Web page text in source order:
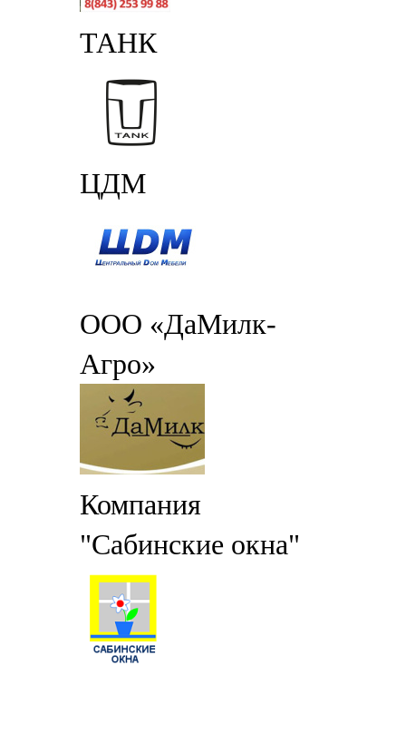
ТАНК
ЦДМ
ООО «ДаМилк-
Агро»
Компания
"Сабинские окна"